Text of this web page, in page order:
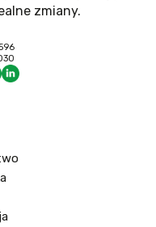
zmiany.